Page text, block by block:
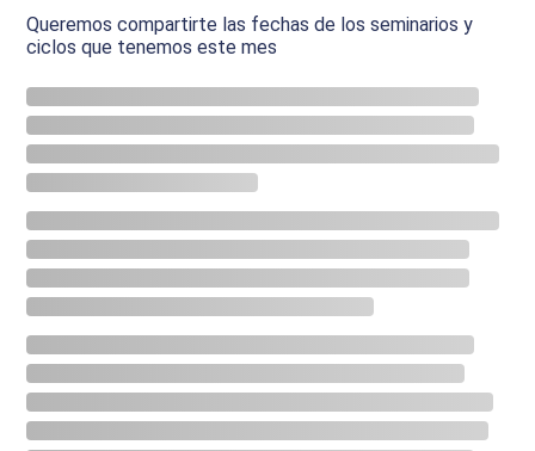
Queremos compartirte las fechas de los seminarios y
ciclos que tenemos este mes